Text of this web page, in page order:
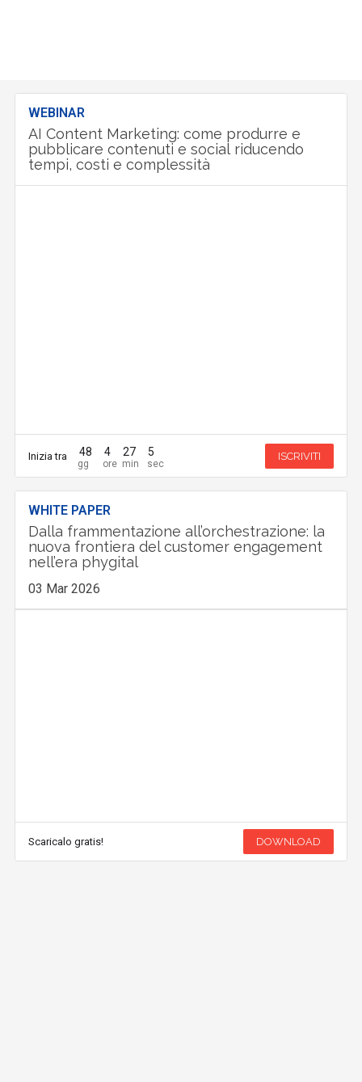
WEBINAR
AI Content Marketing: come produrre e
pubblicare contenuti e social riducendo
tempi, costi e complessità
Inizia tra 48 4 27 4 ISCRIVITI
WHITE PAPER
Dalla frammentazione all’orchestrazione: la
nuova frontiera del customer engagement
nell’era phygital
03 Mar 2026
Scaricalo gratis! DOWNLOAD